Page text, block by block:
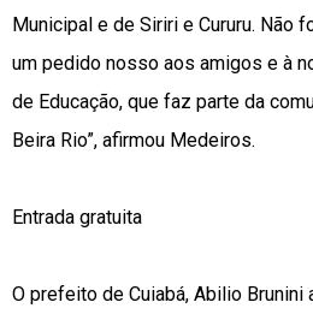
Municipal e de Siriri e Cururu. Não
um pedido nosso aos amigos e à
de Educação, que faz parte da
Beira Rio”, afirmou Medeiros.
Entrada gratuita
O prefeito de Cuiabá, Abilio Brunini